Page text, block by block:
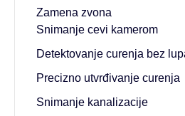
Zamena zvona
Snimanje cevi kamerom
Detektovanje curenja bez
Precizno utvrđivanje curenja
Snimanje kanalizacije